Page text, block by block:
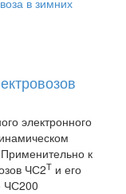
в зимних
электронного
к
ЧС2Т и его
ЧС200